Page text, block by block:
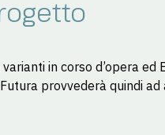
in corso d’opera
provvederà quindi